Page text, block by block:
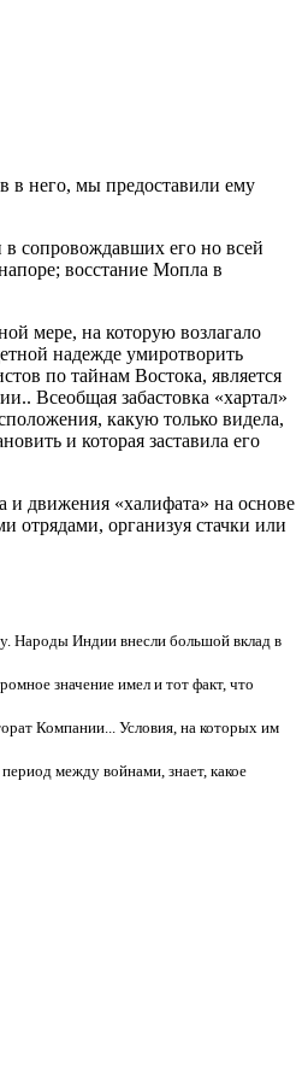
в него, мы предоставили ему
в сопровождавших его но всей
восстание Мопла в
мере, на которую возлагало
надежде умиротворить
по тайнам Востока, является
Всеобщая забастовка «хартал»
какую только видела,
и которая заставила его
и движения «халифата» на основе
отрядами, организуя стачки или
Народы Индии внесли большой вклад в
значение имел и тот факт, что
Компании... Условия, на которых им
между войнами, знает, какое